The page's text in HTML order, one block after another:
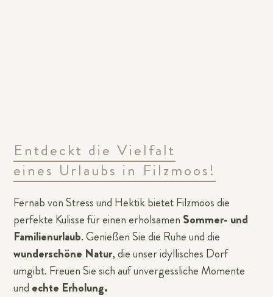
Entdeckt die Vielfalt
eines Urlaubs in Filzmoos!
Fernab von Stress und Hektik bietet Filzmoos die
perfekte Kulisse für einen erholsamen Sommer- und
Familienurlaub. Genießen Sie die Ruhe und die
wunderschöne Natur, die unser idyllisches Dorf
umgibt. Freuen Sie sich auf unvergessliche Momente
und echte Erholung.